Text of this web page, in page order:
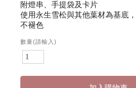
附燈串、手提袋及卡片
使用永生雪松與其他葉材為基底
不褪色
數量(請輸入)